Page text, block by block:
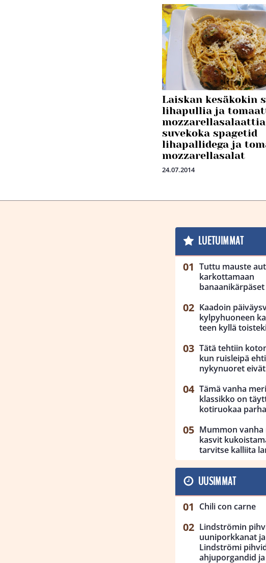
Laiskan kesäkokin
lihapullia ja
suvekoka spagetid
lihapallidega ja
mozzarellasalat
24.07.2014
LUETUIMMAT
Tuttu mauste
karkottamaan
Kaadoin
kylpyhuoneen
teen kyllä
Tätä tehtiin
kun ruisleipä
nykynuoret
Tämä vanha
klassikko on
kotiruokaa
Mummon vanha
kasvit
tarvitse kalliita
UUSIMMAT
Chili con carne
Lindströmin
uuniporkkanat
Lindströmi
ahjuporgandid